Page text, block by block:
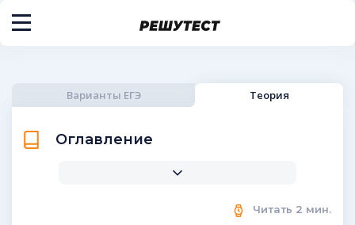
Варианты ЕГЭ Теория
Оглавление
Читать 2 мин.